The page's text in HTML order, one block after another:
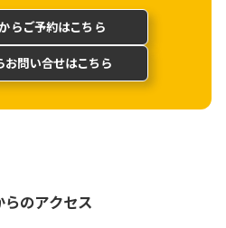
らご予約はこちら
お問い合せはこちら
らのアクセス